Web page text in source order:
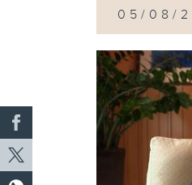
05/08/